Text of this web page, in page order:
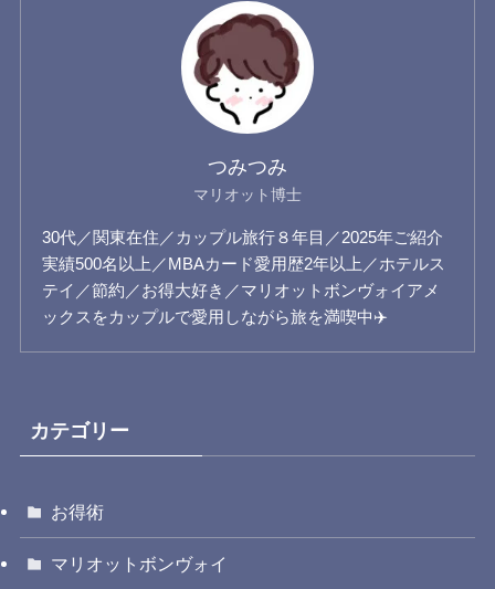
つみつみ
マリオット博士
30代／関東在住／カップル旅行８年目／2025年ご紹介
実績500名以上／MBAカード愛用歴2年以上／ホテルス
テイ／節約／お得大好き／マリオットボンヴォイアメ
ックスをカップルで愛用しながら旅を満喫中✈️
カテゴリー
お得術
マリオットボンヴォイ